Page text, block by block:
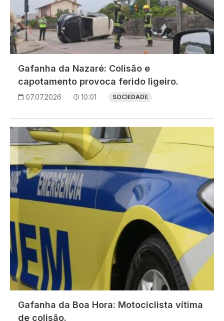
Gafanha da Nazaré: Colisão e
capotamento provoca ferido ligeiro.
07.07.2026 10:01 SOCIEDADE
Imagem
Gafanha da Boa Hora: Motociclista vítima
de colisão.